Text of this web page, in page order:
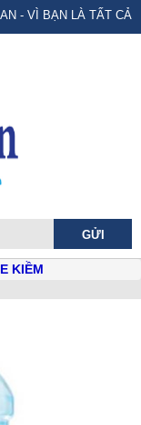
- VÌ BẠN LÀ TẤT CẢ
KIỀM